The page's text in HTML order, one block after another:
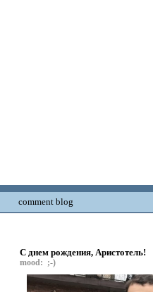
comment blog
С днем рождения, Аристотель!
mood: ;-)